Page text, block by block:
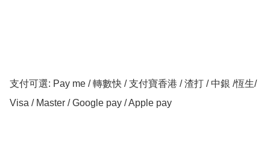
支付可選: Pay me / 轉數快 / 支付寶香港 / 渣打 / 中銀 /恆生/
Visa / Master / Google pay / Apple pay